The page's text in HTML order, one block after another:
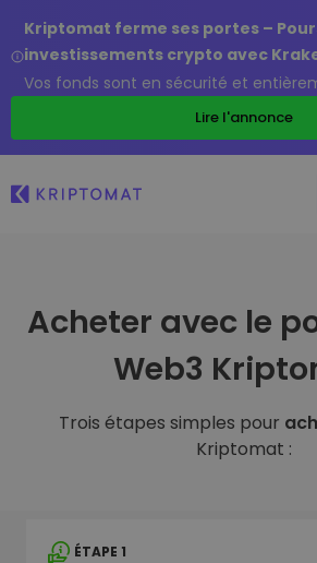
Kriptomat ferme ses portes –
investissements crypto avec
Vos fonds sont en sécurité et
Lire l'annonce
Acheter avec le
Web3
Trois étapes simples pour
Kriptomat :
ÉTAPE 1